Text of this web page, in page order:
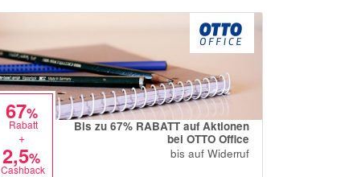
67%
Rabatt
+
2,5%
Cashback
Bis zu 67% RABATT auf Aktionen
bei OTTO Office
bis auf Widerruf